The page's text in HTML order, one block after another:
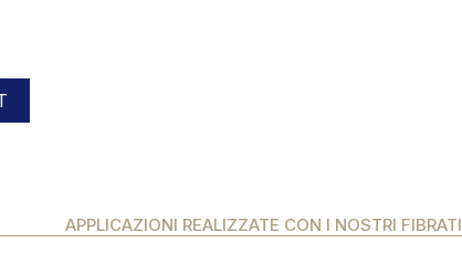
APPLICAZIONI REALIZZATE CON I NOSTRI FIBRATI